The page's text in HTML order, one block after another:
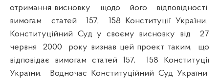
отримання висновку щодо його відповідності
вимогам статей 157, 158 Конституції України.
Конституційний Суд у своєму висновку від 27
червня 2000 року визнав цей проект таким, що
відповідає вимогам статей 157, 158 Конституції
України. Водночас Конституційний Суд України